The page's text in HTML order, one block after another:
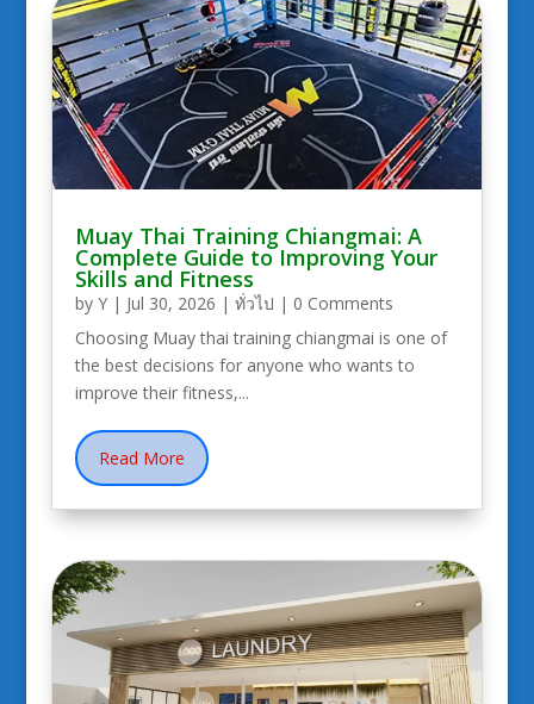
Muay Thai Training Chiangmai: A
Complete Guide to Improving Your
Skills and Fitness
by Y| Jul 30, 2026 | ทั่วไป | 0 Comments
Choosing Muay thai training chiangmai is one of
the best decisions for anyone who wants to
improve their fitness,...
Read More